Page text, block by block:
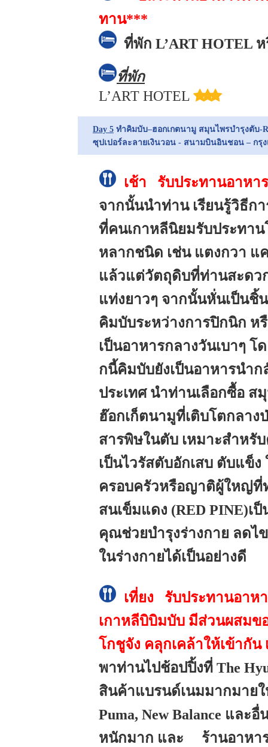
ทาน***
ที่พัก L’ART HOTEL
ที่พัก
L’ART HOTEL
Day 5 ทำคิมบับ–ฮอกเกตนามู สมุนไพรบำรุงตับ-
ซุปเปอร์ละลายเงินวอน - สนามบินอินชอน – กรุง
เช้า รับประทานอาหา
จากนั้นนำท่าน เรียนรู้วิธีก
ที่คนเกาหลีนิยมรับประทา
หลากชนิด เช่น แตงกวา แ
แล้วแต่วัตถุดิบที่ท่านสะดว
แท่งยาวๆ จากนั้นหั่นเป็นชิ้
คิมบับระหว่างการปิกนิก ห
เป็นอาหารกลางวันเบาๆ
กนี้คิมบับยังเป็นอาหารนำ
ประเทศ นำท่านเลือกซื้อ
ฮ๊อกเก็ตนามูที่เติบโตกลา
สารพิษในตับ เหมาะสำหรั
เป็นไวรัสตับอักเสบ ตับแข็
ครอบครัวหรือญาติผู้ใหญ่ที่
สนเข็มแดง (RED PINE)
คุณช่วยบำรุงร่างกาย ลด
ในร่างกายได้เป็นอย่างดี
เที่ยง รับประทานอาห
เกาหลีบิบิมบับ มีส่วนผสม
โกชูจัง คลุกเคล้าให้เข้า
พาท่านไปช้อปปิ้งที่ The
สินค้าแบรนด์เนมมากมายใ
Puma, New Balance แล
หนักมาก และ ร้านอาหา